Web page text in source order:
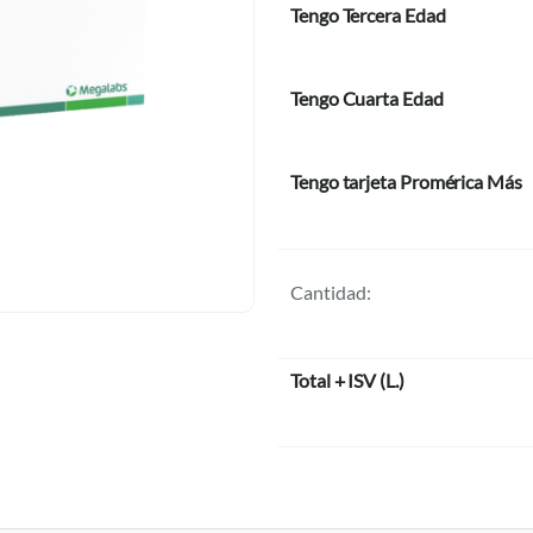
Tengo Tercera Edad
Tengo Cuarta Edad
Tengo tarjeta Promérica Más
Cantidad:
Total + ISV(L.)